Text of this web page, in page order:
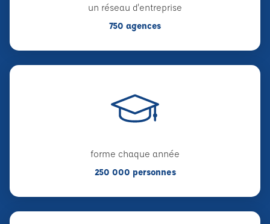
un réseau d'entreprise
750 agences
forme chaque année
250 000 personnes